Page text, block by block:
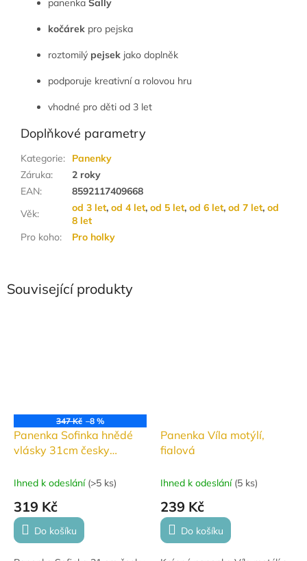
Související produkty
347 Kč –8 %
Panenka Sofinka hnědé
vlásky 31cm česky
Ihned k odeslání (>5 ks)
319 Kč
Do košíku
Panenka Víla motýlí,
fialová
Ihned k odeslání (5 ks)
239 Kč
Do košíku
panenka Sally
kočárek pro pejska
roztomilý pejsek jako doplněk
podporuje kreativní a rolovou hru
vhodné pro děti od 3 let
Doplňkové parametry
Kategorie:
Panenky
Záruka:
2 roky
EAN:
8592117409668
Věk: od 3 let, od 4 let, od 5 let, od 6 let, od 7 let, od
8 let
Pro koho: Pro holky